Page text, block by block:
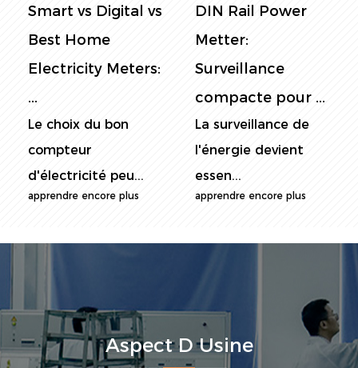
DIN Rail Power
Metter:
Surveillance
compacte pour ...
La surveillance de
l'énergie devient
essen...
apprendre encore plus
Panel Power
Metter: Le guide
ultime de la
surveill...
Dans le monde
actuel soucieux de
l'énergie...
apprendre encore plus
Aspect D Usine